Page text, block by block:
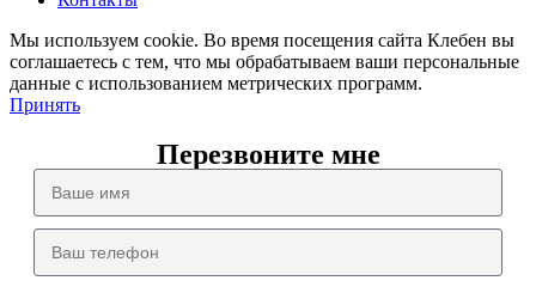
Мы используем cookie. Во время посещения сайта Клебен вы
соглашаетесь с тем, что мы обрабатываем ваши персональные
данные с использованием метрических программ.
Принять
Перезвоните мне